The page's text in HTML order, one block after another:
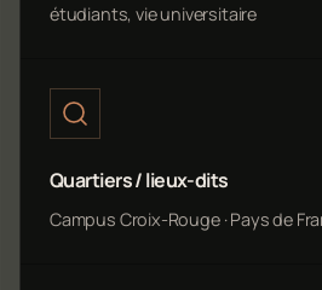
étudiants, vie universitaire
Quartiers / lieux-dits
Campus Croix-Rouge · Pays de